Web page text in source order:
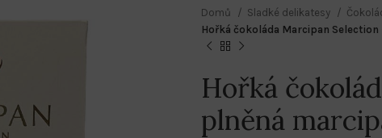
Domů Sladké delikatesy
Hořká čokoláda Marcipan
Hořká
plněná